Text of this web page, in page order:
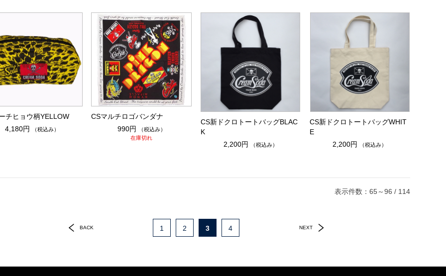
チヒョウ柄YELLOW
4,180円
（税込み）
CSマルチロゴバンダナ
990円
（税込み）
在庫切れ
CS新ドクロトートバッグBLAC
K
2,200円
（税込み）
CS新ドクロトートバッグWHIT
E
2,200円
（税込み）
表示件数：65～96 / 114
BACK NEXT
1 2 3 4